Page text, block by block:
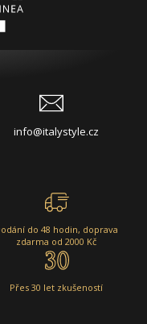
info@italystyle.cz
do 48 hodin, doprava
zdarma od 2000 Kč
Přes 30 let zkušeností